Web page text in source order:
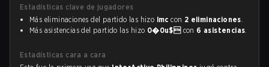
Estadísticas clave de jugadores
Más eliminaciones del partido las hizo lmc con 2 eliminaciones.
Más asistencias del partido las hizo 0�0u$con 6 asistencias.
Estadísticas cara a cara